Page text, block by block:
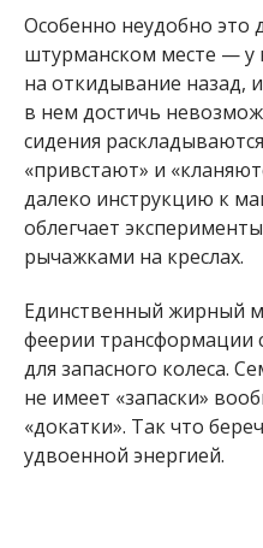
Особенно неудобно это
штурманском месте — у
на откидывание назад,
в нем достичь
сидения
«привстают» и
далеко инструкцию к
облегчает
рычажками на креслах.
Единственный жирный
феерии трансформации
для запасного колеса.
не имеет «запаски»
«докатки». Так что
удвоенной энергией.